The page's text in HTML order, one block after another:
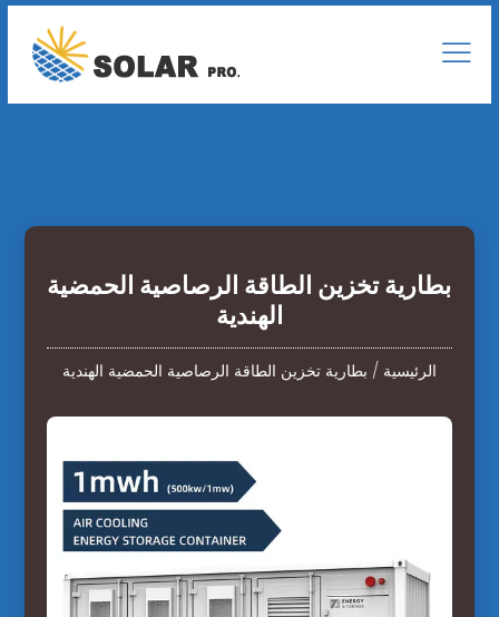
بطارية تخزين الطاقة الرصاصية الحمضية
الهندية
الرئيسية / بطارية تخزين الطاقة الرصاصية الحمضية الهندية